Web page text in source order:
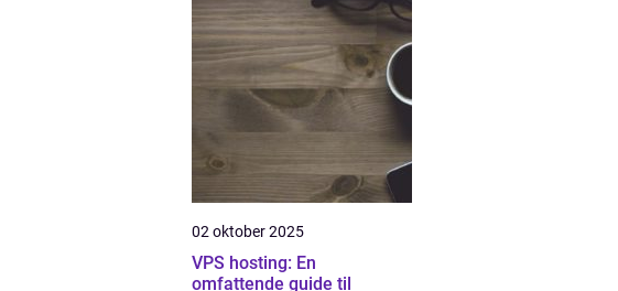
02 oktober 2025
VPS hosting: En
omfattende guide til